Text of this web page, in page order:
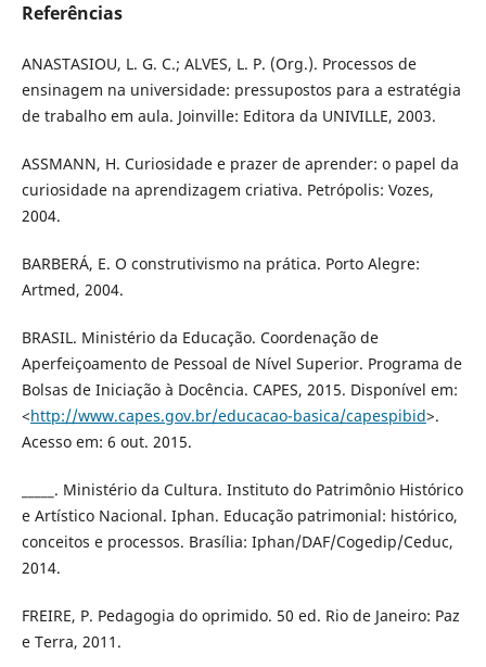
Referências
ANASTASIOU, L. G. C.; ALVES, L. P. (Org.). Processos de
ensinagem na universidade: pressupostos para a estratégia
de trabalho em aula. Joinville: Editora da UNIVILLE, 2003.
ASSMANN, H. Curiosidade e prazer de aprender: o papel da
curiosidade na aprendizagem criativa. Petrópolis: Vozes,
2004.
BARBERÁ, E. O construtivismo na prática. Porto Alegre:
Artmed, 2004.
BRASIL. Ministério da Educação. Coordenação de
Aperfeiçoamento de Pessoal de Nível Superior. Programa de
Bolsas de Iniciação à Docência. CAPES, 2015. Disponível em:
<http://www.capes.gov.br/educacao-basica/capespibid>.
Acesso em: 6 out. 2015.
_____. Ministério da Cultura. Instituto do Patrimônio Histórico
e Artístico Nacional. Iphan. Educação patrimonial: histórico,
conceitos e processos. Brasília: Iphan/DAF/Cogedip/Ceduc,
2014.
FREIRE, P. Pedagogia do oprimido. 50 ed. Rio de Janeiro: Paz
e Terra, 2011.